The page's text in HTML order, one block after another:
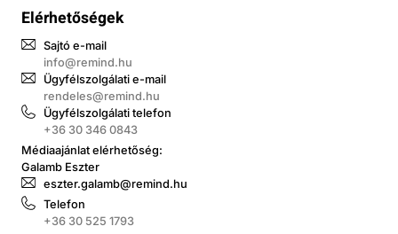
Elérhetőségek
Sajtó e-mail
info@remind.hu
Ügyfélszolgálati e-mail
rendeles@remind.hu
Ügyfélszolgálati telefon
+36 30 346 0843
Médiaajánlat elérhetőség:
Galamb Eszter
eszter.galamb@remind.hu
Telefon
+36 30 525 1793